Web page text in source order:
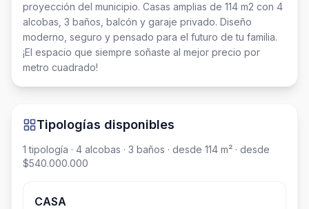
proyección del municipio. Casas amplias de 114 m2 con 4
alcobas, 3 baños, balcón y garaje privado. Diseño
moderno, seguro y pensado para el futuro de tu familia.
¡El espacio que siempre soñaste al mejor precio por
metro cuadrado!
Tipologías disponibles
1 tipología · 4 alcobas · 3 baños · desde 114 m² · desde
$540.000.000
CASA